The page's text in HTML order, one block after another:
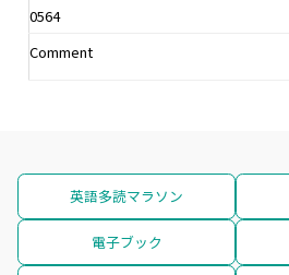
0564
Comment
英語多読マラソン
電子ブック